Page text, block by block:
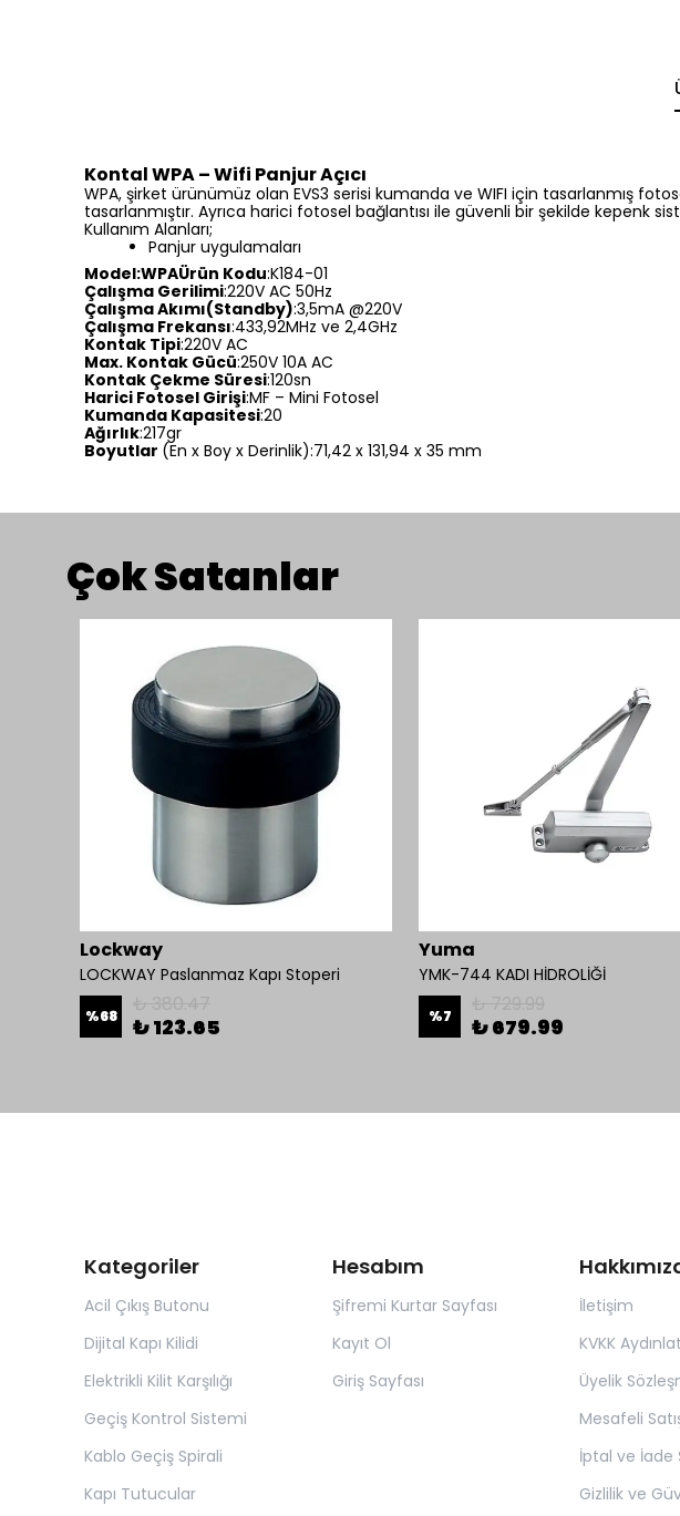
Kontal WPA – Wifi Panjur Açıcı
WPA, şirket ürünümüz olan EVS3 serisi kumanda ve WIFI için tasarlanmış
tasarlanmıştır. Ayrıca harici fotosel bağlantısı ile güvenli bir şekilde kepenk
Kullanım Alanları;
Panjur uygulamaları
Model:WPAÜrün Kodu:K184-01
Çalışma Gerilimi:220V AC 50Hz
Çalışma Akımı(Standby):3,5mA @220V
Çalışma Frekansı:433,92MHz ve 2,4GHz
Kontak Tipi:220V AC
Max. Kontak Gücü:250V 10A AC
Kontak Çekme Süresi:120sn
Harici Fotosel Girişi:MF – Mini Fotosel
Kumanda Kapasitesi:20
Ağırlık:217gr
Boyutlar (En x Boy x Derinlik):71,42 x 131,94 x 35 mm
Çok Satanlar
Lockway
LOCKWAY Paslanmaz Kapı Stoperi
%68 ₺ 123.65
Yuma
YMK-744 KADI HİDROLİĞİ
%7 ₺ 679.99
Kategoriler
Acil Çıkış Butonu
Dijital Kapı Kilidi
Elektrikli Kilit Karşılığı
Geçiş Kontrol Sistemi
Kablo Geçiş Spirali
Kapı Tutucular
Hesabım
Şifremi Kurtar Sayfası
Kayıt Ol
Giriş Sayfası
İletişim
KVKK
Üyelik
Mesafeli
İptal ve İade
Gizlilik ve